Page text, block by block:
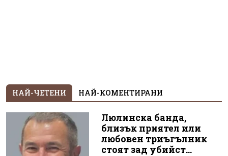
НАЙ-ЧЕТЕНИ НАЙ-КОМЕНТИРАНИ
Люлинска банда,
близък приятел или
любовен триъгълник
стоят зад убийст...